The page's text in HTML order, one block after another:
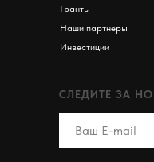
Гранты
Наши партнеры
Инвестиции
СЛЕДИТЕ ЗА